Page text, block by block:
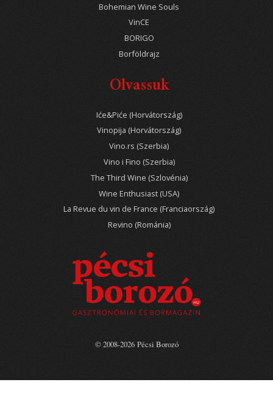
Bohemian Wine Souls
VinCE
BORIGO
Borföldrajz
Olvassuk
Iće&Piće (Horvátország)
Vinopija (Horvátország)
Vino.rs (Szerbia)
Vino i Fino (Szerbia)
The Third Wine (Szlovénia)
Wine Enthusiast (USA)
La Revue du vin de France (Franciaország)
Revino (Románia)
© 2008-2026 Pécsi Borozó